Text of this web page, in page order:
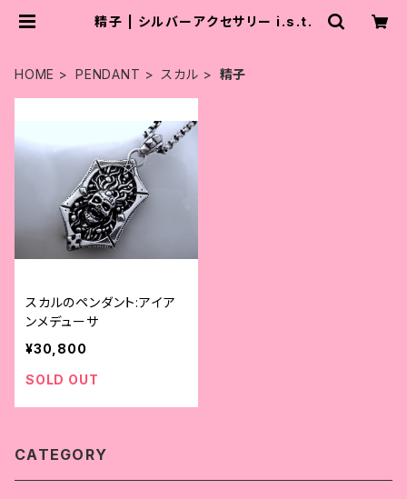
精子 | シルバーアクセサリー i.s.t.
HOME PENDANT スカル 精子
スカルのペンダント:アイア
ンメデューサ
¥30,800
SOLD OUT
CATEGORY